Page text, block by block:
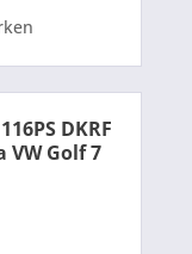
DKRF
VW Golf 7